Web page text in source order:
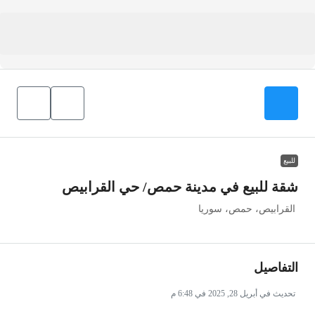
للبيع
شقة للبيع في مدينة حمص/ حي القرابيص
القرابيص، حمص، سوريا
التفاصيل
تحديث في أبريل 28, 2025 في 6:48 م